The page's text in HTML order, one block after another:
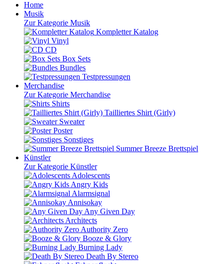
Home
Musik
Zur Kategorie Musik
Kompletter Katalog
Vinyl
CD
Box Sets
Bundles
Testpressungen
Merchandise
Zur Kategorie Merchandise
Shirts
Tailliertes Shirt (Girly)
Sweater
Poster
Sonstiges
Summer Breeze Brettspiel
Künstler
Zur Kategorie Künstler
Adolescents
Angry Kids
Alarmsignal
Annisokay
Any Given Day
Architects
Authority Zero
Booze & Glory
Burning Lady
Death By Stereo